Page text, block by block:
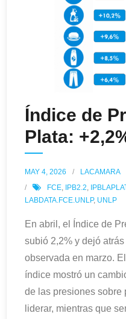
Índice de
Plata:
MAY 4, 2026 LACAMARA
FCE, IPB2.2,
LABDATA.FCE.UNLP, UNLP
En abril, el Índice de
subió 2,2% y dejó
observada en marzo.
índice mostró un
de las presiones sobre
liderar, mientras que